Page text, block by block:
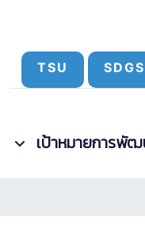
TSU
เป้าหมายการพั